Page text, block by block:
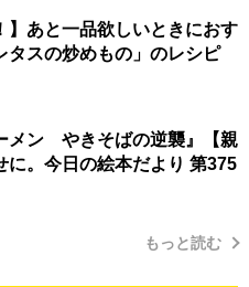
】あと一品欲しいときにおす
タスの炒めもの」のレシピ
メン やきそばの逆襲』【親
に。今日の絵本だより 第375
もっと読む